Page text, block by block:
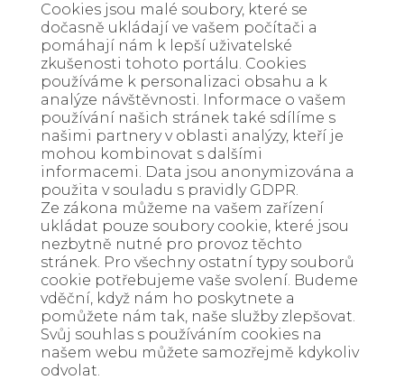
Cookies jsou malé soubory, které se
dočasně ukládají ve vašem počítači a
pomáhají nám k lepší uživatelské
zkušenosti tohoto portálu. Cookies
používáme k personalizaci obsahu a k
analýze návštěvnosti. Informace o vašem
používání našich stránek také sdílíme s
našimi partnery v oblasti analýzy, kteří je
mohou kombinovat s dalšími
informacemi. Data jsou anonymizována a
použita v souladu s pravidly GDPR.
Ze zákona můžeme na vašem zařízení
ukládat pouze soubory cookie, které jsou
nezbytně nutné pro provoz těchto
stránek. Pro všechny ostatní typy souborů
cookie potřebujeme vaše svolení. Budeme
vděční, když nám ho poskytnete a
pomůžete nám tak, naše služby zlepšovat.
Svůj souhlas s používáním cookies na
našem webu můžete samozřejmě kdykoliv
odvolat.